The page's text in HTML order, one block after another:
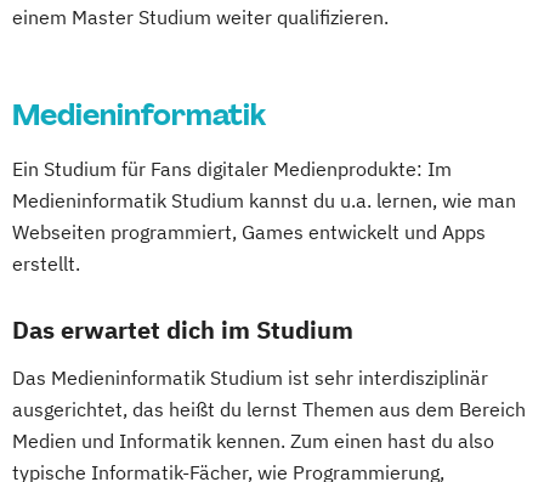
einem Master Studium weiter qualifizieren.
Medieninformatik
Ein Studium für Fans digitaler Medienprodukte: Im
Medieninformatik Studium kannst du u.a. lernen, wie man
Webseiten programmiert, Games entwickelt und Apps
erstellt.
Das erwartet dich im Studium
Das Medieninformatik Studium ist sehr interdisziplinär
ausgerichtet, das heißt du lernst Themen aus dem Bereich
Medien und Informatik kennen. Zum einen hast du also
typische Informatik-Fächer, wie Programmierung,